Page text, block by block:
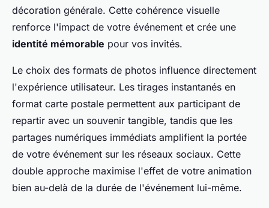
décoration générale. Cette cohérence visuelle
renforce l'impact de votre événement et crée une
identité mémorable pour vos invités.
Le choix des formats de photos influence directement
l'expérience utilisateur. Les tirages instantanés en
format carte postale permettent aux participant de
repartir avec un souvenir tangible, tandis que les
partages numériques immédiats amplifient la portée
de votre événement sur les réseaux sociaux. Cette
double approche maximise l'effet de votre animation
bien au-delà de la durée de l'événement lui-même.